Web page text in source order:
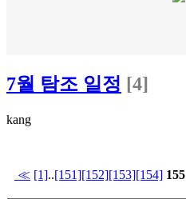
7월 탐조 일정 [4]
kang
≪ [1]..[151][152][153][154] 155